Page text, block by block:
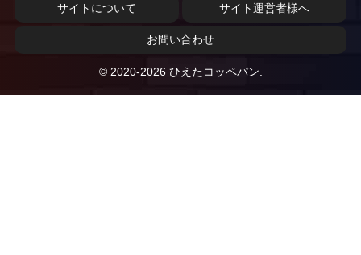
サイトについて サイト運営者様へ
お問い合わせ
© 2020-2026 ひえたコッペパン.